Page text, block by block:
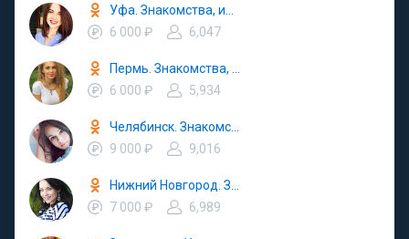
6 000 ₽
6,047
6 000 ₽
5,934
9 000 ₽
9,016
7 000 ₽
6,989